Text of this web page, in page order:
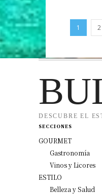
1 2
DESCUBRE EL
SECCIONES
GOURMET
Gastronomía
Vinos y Licores
ESTILO
Belleza y Salud